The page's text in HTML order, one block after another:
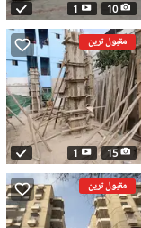
10
1
مقبول ترین
15
1
مقبول ترین